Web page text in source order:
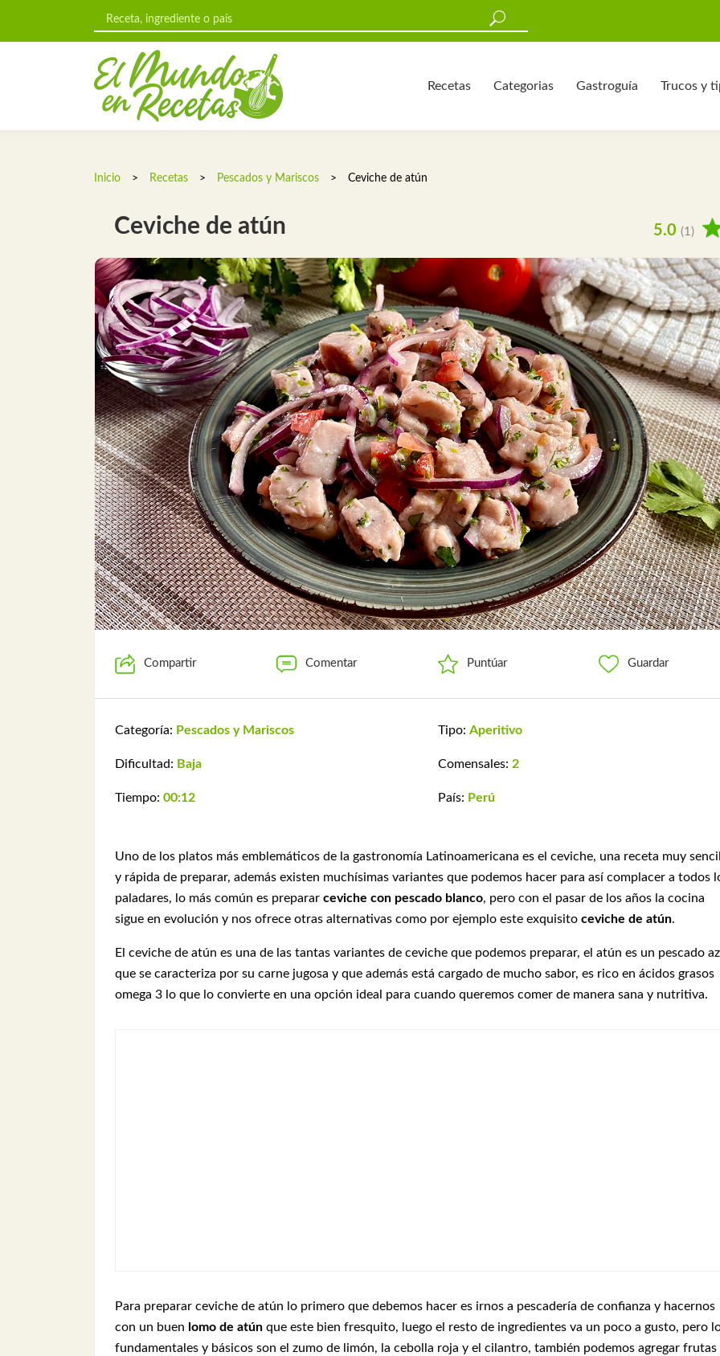
Recetas Categorias Gastroguía Trucos y
Inicio > Recetas > Pescados y Mariscos > Ceviche de atún
Ceviche de atún 5.0 (1)
Compartir Comentar Puntúar Guardar
Categoría: Pescados y Mariscos
Dificultad: Baja
Tiempo: 00:12
Tipo: Aperitivo
Comensales: 2
País: Perú
Uno de los platos más emblemáticos de la gastronomía Latinoamericana es el ceviche, una receta muy
y rápida de preparar, además existen muchísimas variantes que podemos hacer para así complacer a todos
paladares, lo más común es preparar ceviche con pescado blanco, pero con el pasar de los años la cocina
sigue en evolución y nos ofrece otras alternativas como por ejemplo este exquisito ceviche de atún.
El ceviche de atún es una de las tantas variantes de ceviche que podemos preparar, el atún es un pescado
que se caracteriza por su carne jugosa y que además está cargado de mucho sabor, es rico en ácidos grasos
omega 3 lo que lo convierte en una opción ideal para cuando queremos comer de manera sana y nutritiva.
Para preparar ceviche de atún lo primero que debemos hacer es irnos a pescadería de confianza y hacernos
con un buen lomo de atún que este bien fresquito, luego el resto de ingredientes va un poco a gusto, pero
fundamentales y básicos son el zumo de limón, la cebolla roja y el cilantro, también podemos agregar frutas